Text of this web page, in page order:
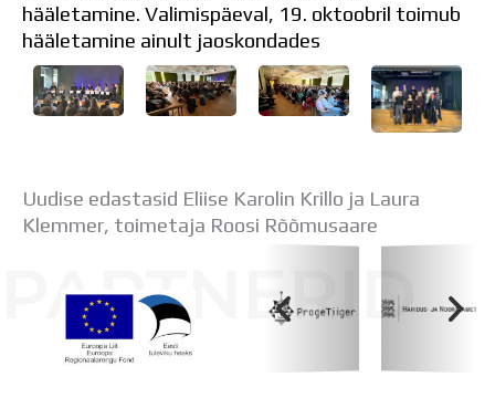
hääletamine. Valimispäeval, 19. oktoobril toimub
hääletamine ainult jaoskondades
Uudise edastasid Eliise Karolin Krillo ja Laura
Klemmer, toimetaja Roosi Rõõmusaare
PARTNERID